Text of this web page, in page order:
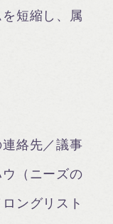
短縮し、属
絡先／議事
（ニーズの
ングリスト